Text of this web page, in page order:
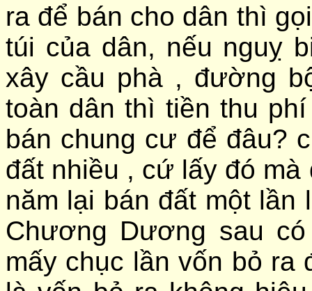
ra để bán cho dân thì
túi của dân, nếu nguỵ
xây cầu phà , đường
toàn dân thì tiền thu
bán chung cư để đâu?
đất nhiều , cứ lấy đó
năm lại bán đất một lần
Chương Dương sau
mấy chục lần vốn bỏ